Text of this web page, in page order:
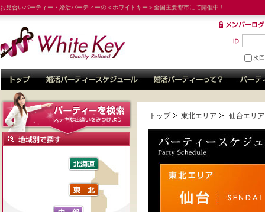
お見合いパーティー・婚活パーティーの＜ホワイトキー＞全国主要都市にて開催中！
次
トップ 東北エリア 仙台エリア